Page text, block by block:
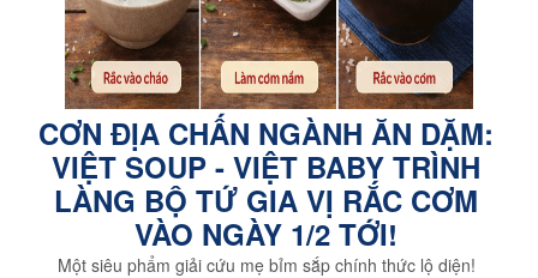
CƠN ĐỊA CHẤN NGÀNH ĂN DẶM:
VIỆT SOUP - VIỆT BABY TRÌNH
LÀNG BỘ TỨ GIA VỊ RẮC CƠM
VÀO NGÀY 1/2 TỚI!
Một siêu phẩm giải cứu mẹ bỉm sắp chính thức lộ diện!